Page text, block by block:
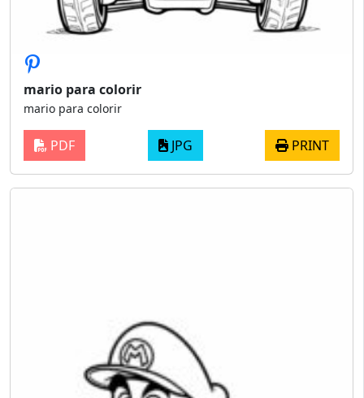
mario para colorir
mario para colorir
PDF JPG PRINT